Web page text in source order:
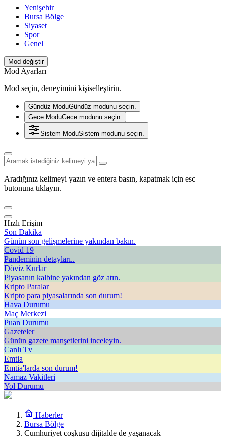
Yenişehir
Bursa Bölge
Siyaset
Spor
Genel
Mod değiştir
Mod Ayarları
Mod seçin, deneyimini kişiselleştirin.
Gündüz ModuGündüz modunu seçin.
Gece ModuGece modunu seçin.
Sistem ModuSistem modunu seçin.
Aradığınız kelimeyi yazın ve entera basın, kapatmak için esc
butonuna tıklayın.
Hızlı Erişim
Son Dakika
Günün son gelişmelerine yakından bakın.
Covid 19
Pandeminin detayları..
Döviz Kurlar
Piyasanın kalbine yakından göz atın.
Kripto Paralar
Kripto para piyasalarında son durum!
Hava Durumu
Maç Merkezi
Puan Durumu
Gazeteler
Günün gazete manşetlerini inceleyin.
Canlı Tv
Emtia
Emtia'larda son durum!
Namaz Vakitleri
Yol Durumu
Haberler
Bursa Bölge
Cumhuriyet coşkusu dijitalde de yaşanacak